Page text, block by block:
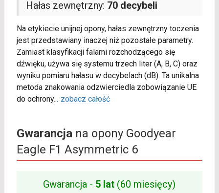
Hałas zewnętrzny: 70 decybeli
Na etykiecie unijnej opony, hałas zewnętrzny toczenia
jest przedstawiany inaczej niż pozostałe parametry.
Zamiast klasyfikacji falami rozchodzącego się
dźwięku, używa się systemu trzech liter (A, B, C) oraz
wyniku pomiaru hałasu w decybelach (dB). Ta unikalna
metoda znakowania odzwierciedla zobowiązanie UE
do ochrony... zobacz całość
Gwarancjana opony Goodyear
Eagle F1 Asymmetric 6
Gwarancja - 5 lat (60 miesięcy)